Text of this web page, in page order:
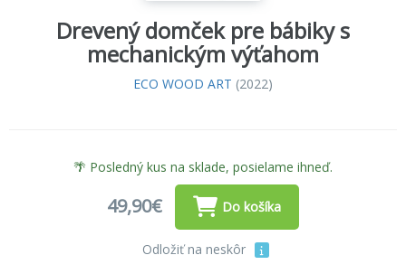
Drevený domček pre bábiky s
mechanickým výťahom
ECO WOOD ART (2022)
🌴 Posledný kus na sklade, posielame ihneď.
49,90€ Do košíka
Odložiť na neskôr